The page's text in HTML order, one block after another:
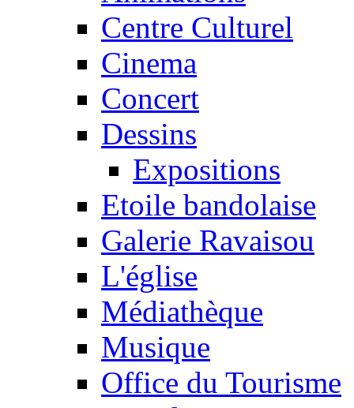
Centre Culturel
Cinema
Concert
Dessins
Expositions
Etoile bandolaise
Galerie Ravaisou
L'église
Médiathèque
Musique
Office du Tourisme